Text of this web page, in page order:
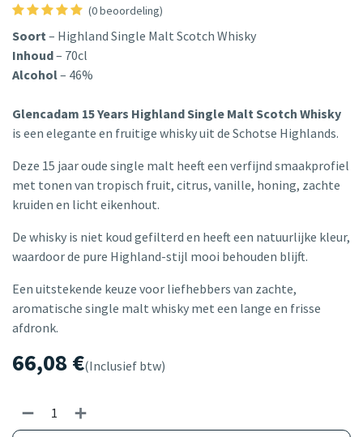
(0 beoordeling)
Soort– Highland Single Malt Scotch Whisky
Inhoud– 70cl
Alcohol– 46%
Glencadam 15 Years Highland Single Malt Scotch Whisky
is een elegante en fruitige whisky uit de Schotse Highlands.
Deze 15 jaar oude single malt heeft een verfijnd smaakprofiel
met tonen van tropisch fruit, citrus, vanille, honing, zachte
kruiden en licht eikenhout.
De whisky is niet koud gefilterd en heeft een natuurlijke kleur,
waardoor de pure Highland-stijl mooi behouden blijft.
Een uitstekende keuze voor liefhebbers van zachte,
aromatische single malt whisky met een lange en frisse
afdronk.
66,08€(Inclusief btw)